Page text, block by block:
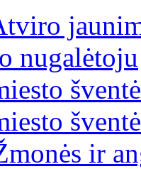
nugalėtoju
šventė
šventė
ir